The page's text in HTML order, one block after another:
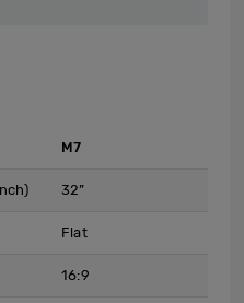
M7
32”
Flat
16:9